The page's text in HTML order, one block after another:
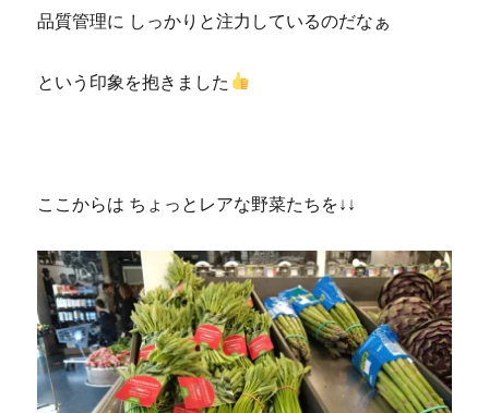
品質管理に しっかりと注力しているのだなぁ
という印象を抱きました
ここからは ちょっとレアな野菜たちを↓↓